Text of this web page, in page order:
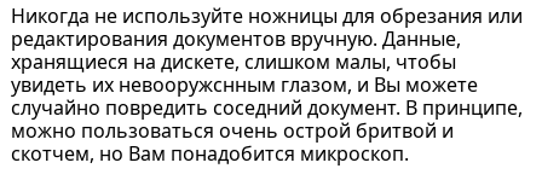
Никогда не используйте ножницы для обрезания или
редактирования документов вручную. Данные,
хранящиеся на дискете, слишком малы, чтобы
увидеть их невооружснным глазом, и Вы можете
случайно повредить соседний документ. В принципе,
можно пользоваться очень острой бритвой и
скотчем, но Вам понадобится микроскоп.